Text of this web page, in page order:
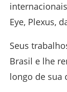
Eye, Plexus,
Seus
Brasil e lhe
longo de sua